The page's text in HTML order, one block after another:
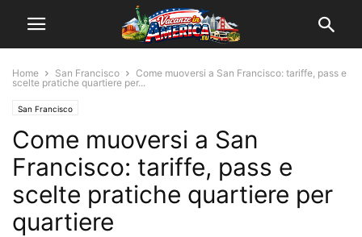
Home San Francisco
Come muoversi a San Francisco: tariffe, pass e
scelte pratiche quartiere per...
San Francisco
Come muoversi a San
Francisco: tariffe, pass e
scelte pratiche quartiere per
quartiere